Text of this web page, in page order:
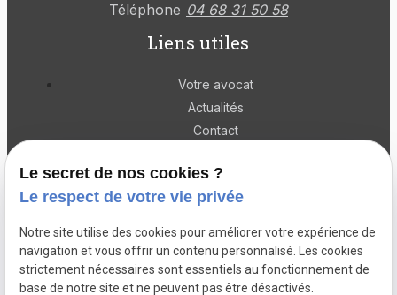
Téléphone 04 68 31 50 58
Liens utiles
Votre avocat
Actualités
Contact
Droit de la famille
Droit civil
Liens utiles
Le secret de nos cookies ?
Le respect de votre vie privée
Notre site utilise des cookies pour améliorer votre expérience de
navigation et vous offrir un contenu personnalisé. Les cookies
strictement nécessaires sont essentiels au fonctionnement de
base de notre site et ne peuvent pas être désactivés.